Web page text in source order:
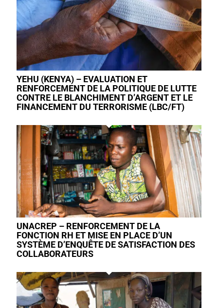
YEHU (KENYA) – EVALUATION ET
RENFORCEMENT DE LA POLITIQUE DE LUTTE
CONTRE LE BLANCHIMENT D’ARGENT ET LE
FINANCEMENT DU TERRORISME (LBC/FT)
UNACREP – RENFORCEMENT DE LA
FONCTION RH ET MISE EN PLACE D’UN
SYSTÈME D’ENQUÊTE DE SATISFACTION DES
COLLABORATEURS